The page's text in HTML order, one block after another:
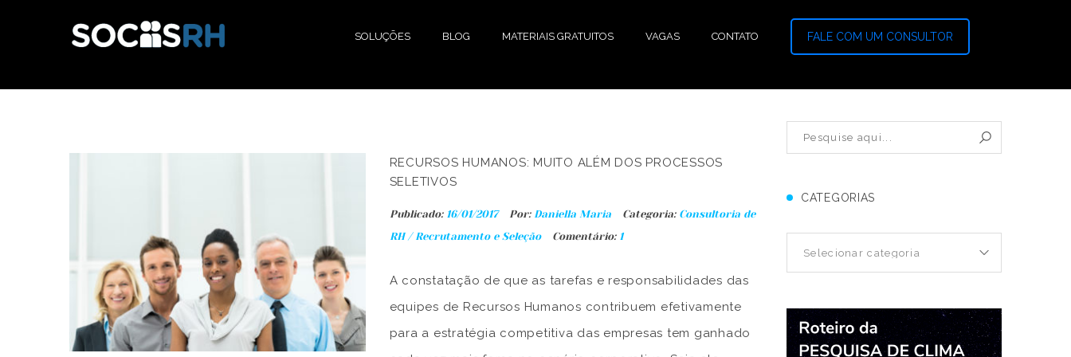
SOLUÇÕES
MENTORIA EM RH
CONSULTORIA EM RH
PLANO DE CARGOS E SALÁRIOS
BLOG MATERIAIS GRATUITOS VAGAS CONTATO FALE COM UM CONSULTOR
RECURSOS HUMANOS: MUITO ALÉM DOS PROCESSOS
SELETIVOS
Publicado: 16/01/2017 Por: Daniella Maria Categoria: Consultoria de
RH/ Recrutamento e Seleção Comentário:1
A constatação de que as tarefas e responsabilidades das
equipes de Recursos Humanos contribuem efetivamente
para a estratégia competitiva das empresas tem ganhado
CATEGORIAS